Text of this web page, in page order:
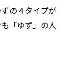
の４タイプが
「ゆず」の人